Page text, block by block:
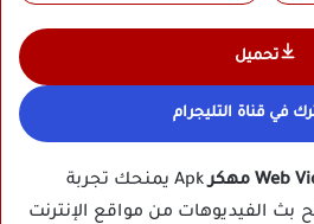
تحميل
في قناة التليجرام
Apk يمنحك تجربة
الفيديوهات من مواقع الإنترنت